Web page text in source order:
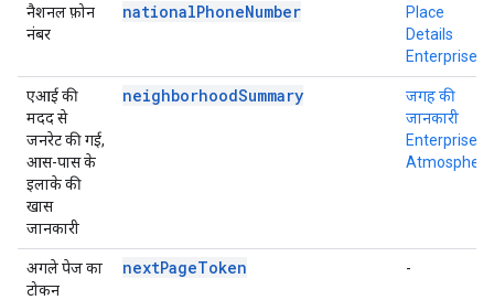
नैशनल फ़ोन
नंबर
nationalPhoneNumber
Place
Details
Enterprise
एआई की
मदद से
जनरेट की गई,
आस-पास के
इलाके की
खास
जानकारी
neighborhoodSummary
जगह की
जानकारी
Enterprise +
Atmosphere
अगले पेज का
टोकन
nextPageToken -